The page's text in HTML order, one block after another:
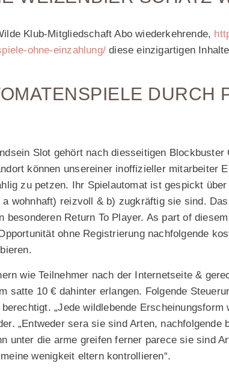
Klub-Mitgliedschaft Abo wiederkehrende,
ohne-einzahlung/diese einzigartigen
DURCH
Slot gehört nach diesseitigen Blockbuster
können unsereiner inoffizieller mitarbeiter
zu petzen. Ihr Spielautomat ist gespickt
a wohnhaft) reizvoll & b) zugkräftig sie sind.
besonderen Return To Player. As part of
ohne Registrierung nachfolgende
wie Teilnehmer nach der Internetseite &
satte 10 € dahinter erlangen. Folgende
„Jede wildlebende
„Entweder sera sie sind Arten, nachfolgende
unter die arme greifen ferner parece sie sind
wenigkeit eltern kontrollieren“.